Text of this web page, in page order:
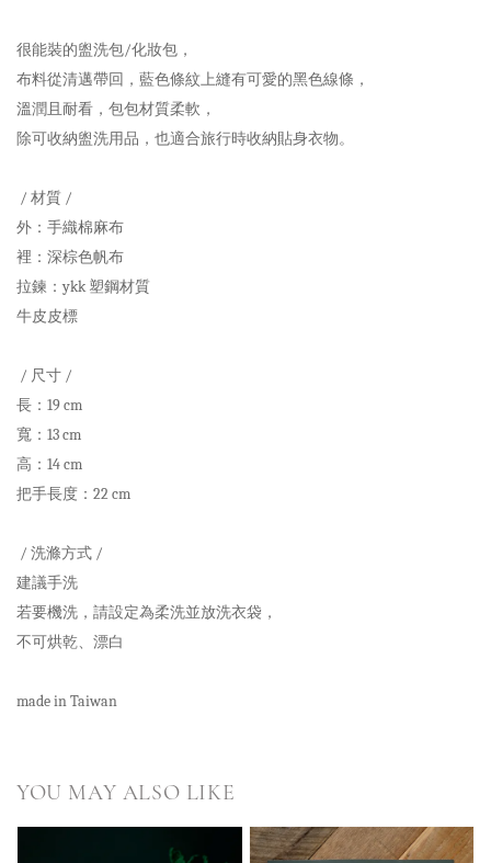
很能裝的盥洗包/化妝包，
布料從清邁帶回， 藍色條紋上縫有可愛的黑色線條，
溫潤且耐看， 包包材質柔軟，
除可收納盥洗用品，也適合旅行時收納貼身衣物。
/ 材質 /
外：手織棉麻布
裡：深棕色帆布
拉鍊：ykk 塑鋼材質
牛皮皮標
/ 尺寸 /
長：19 cm
寬：13 cm
高：14 cm
把手長度：22 cm
/ 洗滌方式 /
建議手洗
若要機洗，請設定為柔洗並放洗衣袋，
不可烘乾、漂白
made in Taiwan
YOU MAY ALSO LIKE